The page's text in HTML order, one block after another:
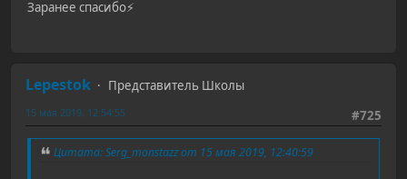
Заранее спасибо⚡️
Lepestok
Представитель Школы
#725
15 мая 2019, 12:54:55
Цитата: Serg_monstazz от 15 мая 2019, 12:40:59